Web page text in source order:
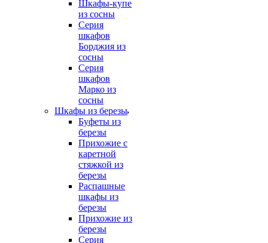
Шкафы-купе
из сосны
Серия
шкафов
Борджия из
сосны
Серия
шкафов
Марко из
сосны
Шкафы из березы
Буфеты из
березы
Прихожие с
каретной
стяжкой из
березы
Распашные
шкафы из
березы
Прихожие из
березы
Серия